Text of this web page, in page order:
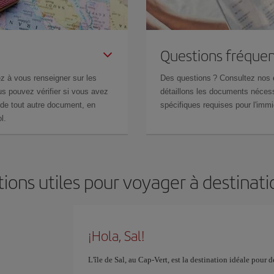
à vous renseigner sur les
pouvez vérifier si vous avez
tout autre document, en
Questions
Des questions ? Consultez nos
détaillons les documents
spécifiques requises pour
utiles pour voyager à
¡Hola, Sal!
L'île de Sal, au Cap-Vert, est la destination idéale pour